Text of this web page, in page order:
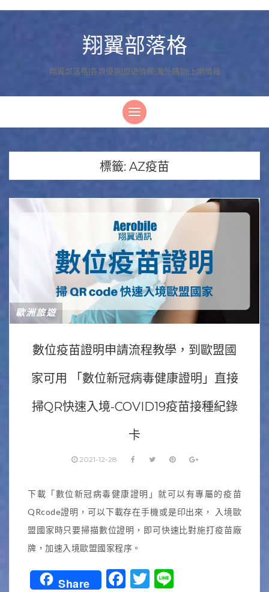
翔翼部落格
翔翼部落格|各類優惠|旅遊情報|海外購物|上網情報
標籤: AZ疫苗
歐洲旅遊
數位疫苗證明申請流程教學，到歐盟國
家可用 「數位新冠病毒健康證明」直接
掃QR快速入境-COVID19疫苗接種紀錄
卡
2021-12-28
下載「數位新冠病毒健康證明」就可以有專屬的疫苗
QRcode證明，可以下載存在手機或是印出來， 入境歐
盟國家時只要掃描數位證明，即可快速比對施打疫苗廠
牌，加速入境歐盟國家程序。
Share Facebook
Twitter
Line